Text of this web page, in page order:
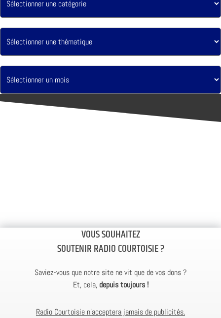
VOUS SOUHAITEZ
SOUTENIR RADIO COURTOISIE ?
Saviez-vous que notre site ne vit que de vos dons ?
Et, cela, depuis toujours !
Radio Courtoisie n’acceptera jamais de publicités.